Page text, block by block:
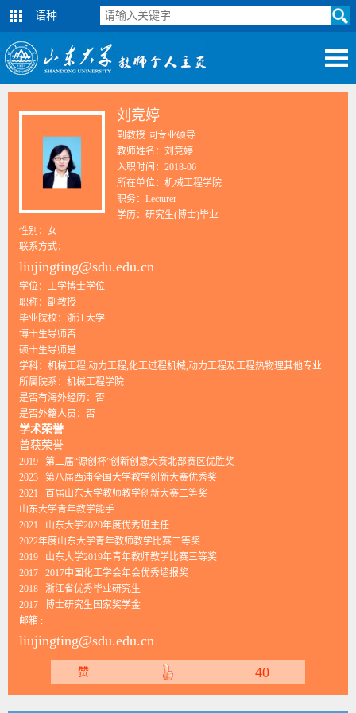
语种
刘竞婷
副教授 同专业硕导
教师姓名：刘竞婷
入职时间：2018-06
所在单位：机械工程学院
职务：Lecturer
学历：研究生(博士)毕业
性别：女
联系方式：
liujingting@sdu.edu.cn
学位：工学博士学位
职称：副教授
毕业院校：浙江大学
博士生导师否
硕士生导师是
学科：机械工程,动力工程,化工过程机械,动力工程及工程热物理其他专业
所属院系：机械工程学院
是否有海外经历：否
是否外籍人员：否
学术荣誉
曾获荣誉
2019 第二届“源创杯”创新创意大赛北部赛区优胜奖
2023 第八届西浦全国大学教学创新大赛优秀奖
2021 首届山东大学教师教学创新大赛二等奖
山东大学青年教学能手
2021 山东大学2020年度优秀班主任
2022年度山东大学青年教师教学比赛二等奖
2019 山东大学2019年青年教师教学比赛三等奖
2017 2017中国化工学会年会优秀墙报奖
2018 浙江省优秀毕业研究生
2017 博士研究生国家奖学金
邮箱 :
liujingting@sdu.edu.cn
赞 40